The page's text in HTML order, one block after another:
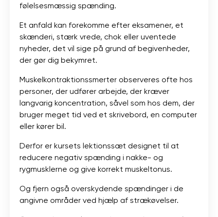
følelsesmæssig spænding.
Et anfald kan forekomme efter eksamener, et
skænderi, stærk vrede, chok eller uventede
nyheder, det vil sige på grund af begivenheder,
der gør dig bekymret.
Muskelkontraktionssmerter observeres ofte hos
personer, der udfører arbejde, der kræver
langvarig koncentration, såvel som hos dem, der
bruger meget tid ved et skrivebord, en computer
eller kører bil.
Derfor er kursets lektionssæt designet til at
reducere negativ spænding i nakke- og
rygmusklerne og give korrekt muskeltonus.
Og fjern også overskydende spændinger i de
angivne områder ved hjælp af strækøvelser.